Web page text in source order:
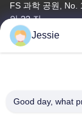
FS 과학 공원, No.
안,?? 진
전화
Jessie
Good day, what